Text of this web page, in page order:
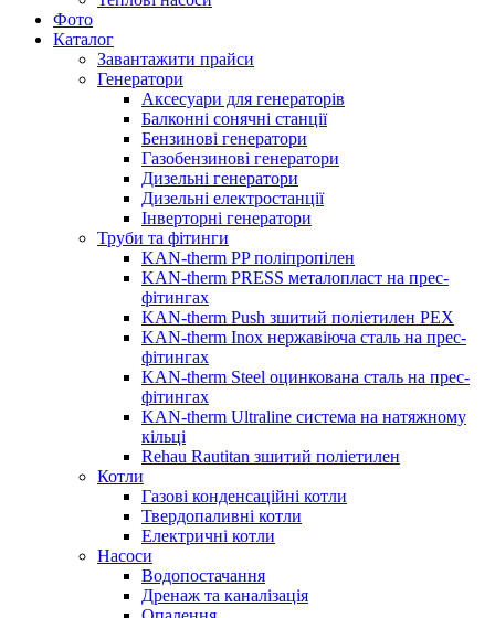
Фото
Каталог
Завантажити прайси
Генератори
Аксесуари для генераторів
Балконні сонячні станції
Бензинові генератори
Газобензинові генератори
Дизельні генератори
Дизельні електростанції
Інверторні генератори
Труби та фітинги
KAN-therm PP поліпропілен
KAN-therm PRESS металопласт на прес-
фітингах
KAN-therm Push зшитий поліетилен PEX
KAN-therm Inox нержавіюча сталь на прес-
фітингах
KAN-therm Steel оцинкована сталь на прес-
фітингах
KAN-therm Ultraline система на натяжному
кільці
Rehau Rautitan зшитий поліетилен
Котли
Газові конденсаційні котли
Твердопаливні котли
Електричні котли
Насоси
Водопостачання
Дренаж та каналізація